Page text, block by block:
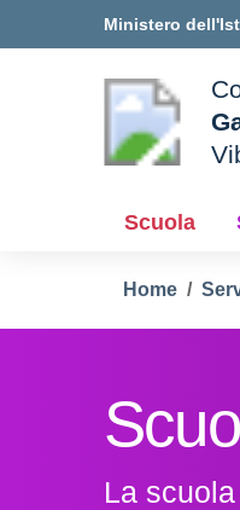
Ministero
scuola
Scuola
Home
La